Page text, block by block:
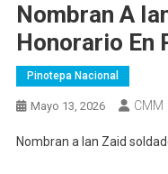
Nombran A
Honorario En
Pinotepa Nacional
Mayo 13, 2026 CMM
Nombran a Ian Zaid